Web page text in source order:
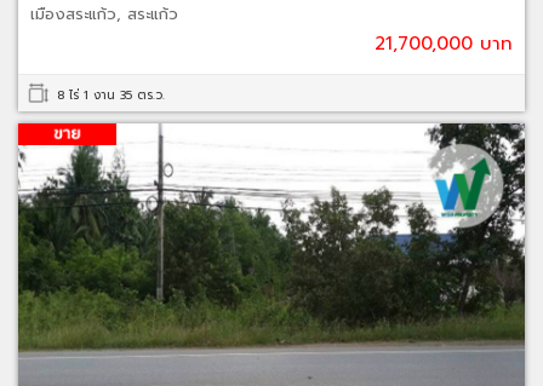
เมืองสระแก้ว, สระแก้ว
21,700,000 บาท
8 ไร่ 1 งาน 35 ตร.ว.